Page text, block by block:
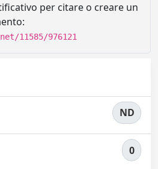
per citare o creare un
11585/976121
ND
0